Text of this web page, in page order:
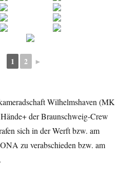
1 2 ►
Wilhelmshaven (MK
der Braunschweig-Crew
sich in der Werft bzw. am
zu verabschieden bzw. am